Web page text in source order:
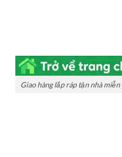
Giao hàng lắp ráp tận nhà miễn